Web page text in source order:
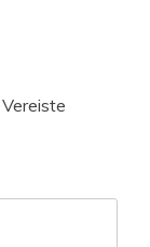
Vereiste